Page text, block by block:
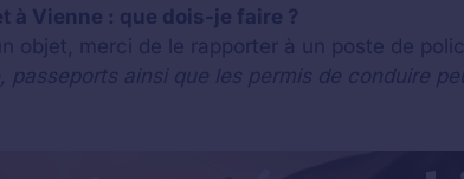
à Vienne : que dois-je faire ?
objet, merci de le rapporter à un poste de
passeports ainsi que les permis de conduire